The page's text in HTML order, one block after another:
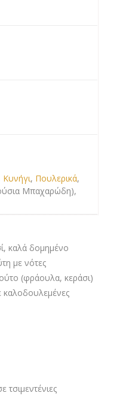
Κυνήγι, Πουλερικά,
Μπαχαρώδη),
καλά δομημένο
με νότες
(φράουλα, κεράσι)
καλοδουλεμένες